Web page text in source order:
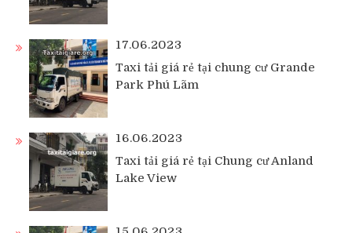
17.06.2023
Taxi tải giá rẻ tại chung cư Grande
Park Phú Lãm
16.06.2023
Taxi tải giá rẻ tại Chung cư Anland
Lake View